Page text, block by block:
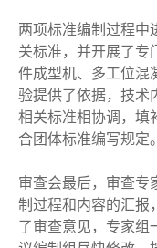
两项标准编制过程
关标准，并开展了
件成型机、多工位混
验提供了依据，技术
相关标准相协调，填
合团体标准编写规定。
审查会最后，审查
制过程和内容的汇报
了审查意见，专家